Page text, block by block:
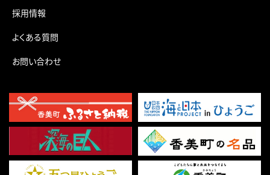
採用情報
よくある質問
お問い合わせ